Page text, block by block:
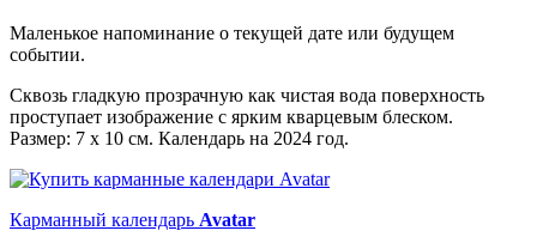
Маленькое напоминание о текущей дате или будущем
событии.
Сквозь гладкую прозрачную как чистая вода поверхность
проступает изображение с ярким кварцевым блеском.
Размер: 7 х 10 см. Календарь на 2024 год.
Карманный календарь Avatar